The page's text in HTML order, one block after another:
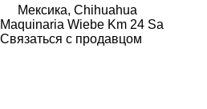
Мексика, Chihuahua
Maquinaria Wiebe Km 24 Sa
Связаться с продавцом